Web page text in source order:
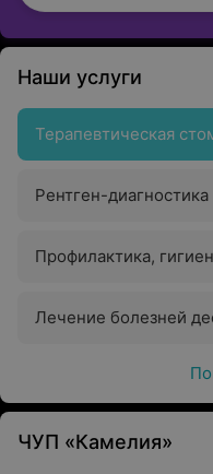
Наши услуги
Терапевтическая
Рентген-диагностика
Профилактика,
Лечение болезней
ЧУП «Камелия»